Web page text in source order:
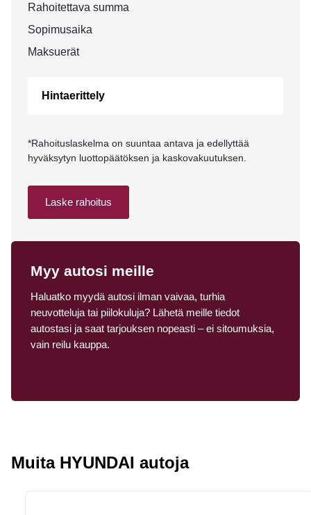
Rahoitettava summa
Sopimusaika
Maksuerät
Hintaerittely
*Rahoituslaskelma on suuntaa antava ja edellyttää
hyväksytyn luottopäätöksen ja kaskovakuutuksen.
Laske rahoitus
Myy autosi meille
Haluatko myydä autosi ilman vaivaa, turhia
neuvotteluja tai piilokuluja? Lähetä meille tiedot
autostasi ja saat tarjouksen nopeasti – ei sitoumuksia,
vain reilu kauppa.
Muita HYUNDAI autoja